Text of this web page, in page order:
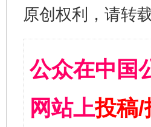
原创权利，请转
公众在中国
网站上投稿/